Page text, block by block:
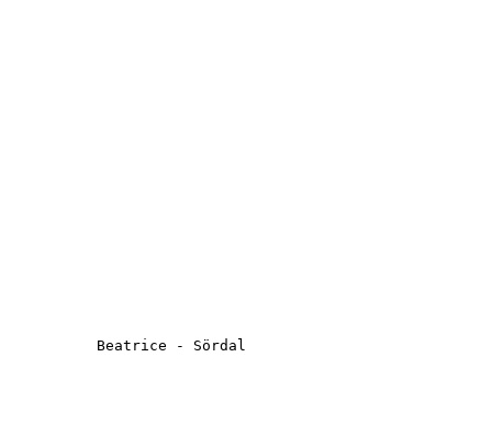
          Beatrice - Sördal